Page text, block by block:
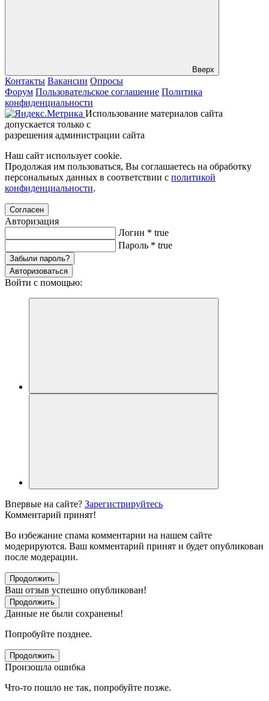
Вверх
Контакты Вакансии Опросы
Форум Пользовательское соглашение Политика
конфиденциальности
Использование материалов сайта
допускается только с
разрешения администрации сайта
Наш сайт использует cookie.
Продолжая им пользоваться, Вы соглашаетесь на обработку
персональных данных в соответствии с политикой
конфиденциальности.
Согласен
Авторизация
Логин * true
Пароль * true
Забыли пароль?
Авторизоваться
Войти с помощью:
Впервые на сайте? Зарегистрируйтесь
Комментарий принят!
Во избежание спама комментарии на нашем сайте
модерируются. Ваш комментарий принят и будет опубликован
после модерации.
Продолжить
Ваш отзыв успешно опубликован!
Продолжить
Данные не были сохранены!
Попробуйте позднее.
Продолжить
Произошла ошибка
Что-то пошло не так, попробуйте позже.